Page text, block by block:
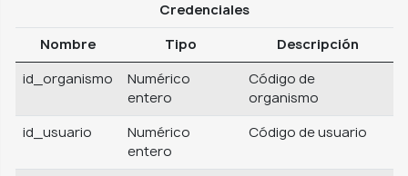
Credenciales
Nombre
Tipo
Descripción
id_organismo
Numérico
entero
Código de
organismo
id_usuario
Numérico
entero
Código de usuario